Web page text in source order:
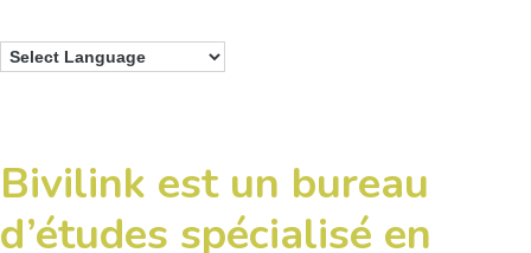
Bivilink est un bureau
d’études spécialisé en